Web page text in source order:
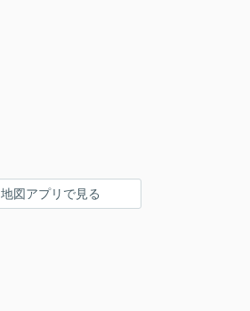
地図アプリで見る